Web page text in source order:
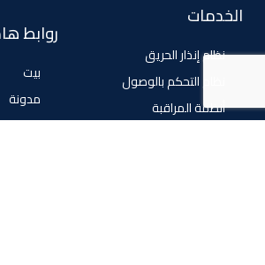
الخدمات
نظام إنذار الحريق
نظام التحكم بالوصول
أنظمة المراقبة
روابط
بيت
مدونة